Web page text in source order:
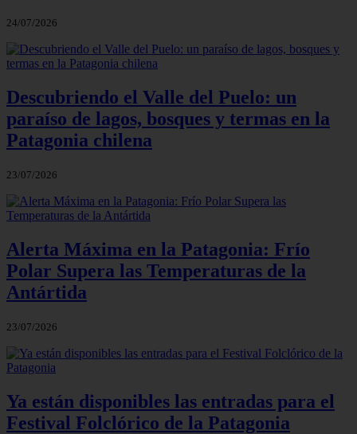
24/07/2026
Descubriendo el Valle del Puelo: un
paraíso de lagos, bosques y termas en la
Patagonia chilena
23/07/2026
Alerta Máxima en la Patagonia: Frío
Polar Supera las Temperaturas de la
Antártida
23/07/2026
Ya están disponibles las entradas para el
Festival Folclórico de la Patagonia